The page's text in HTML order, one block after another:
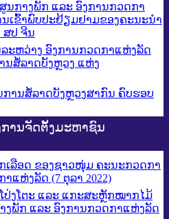
ນກາງພັກ ແລະ ອົງການກວດກາ
ເຂົ້າພົບປະຢ້ຽມຢາມຂອງຄະນະນໍາ
ສປ ຈີນ
ະຫວ່າງ ອົງການກວດກາແຫ່ງລັດ
ນສໍ້ລາດບັງຫຼວງ ແຫ່ງ
ານສໍ້ລາດບັງຫຼວງສາກົນ ຄົບຮອບ
ານຈັດຕັ້ງມະຫາຊົນ
ເລືອດ ຂອງຊາວໜຸ່ມ ຄະນະກວດກາ
ແຫ່ງລັດ (7 ຕຸລາ 2022)
ງໂຕະ ແລະ ແກະສະຫຼັກໝາກໄມ້
ພັກ ແລະ ອົງການກວດກາແຫ່ງລັດ